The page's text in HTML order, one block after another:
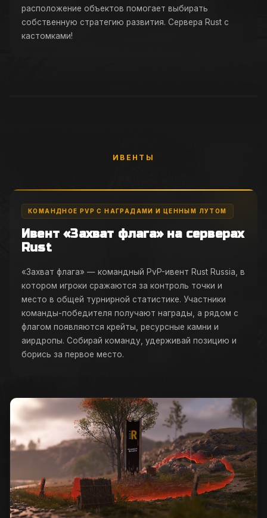
расположение объектов помогает выбирать
собственную стратегию развития. Сервера Rust с
кастомками!
ИВЕНТЫ
Ивент «Захват флага» на серверах
Rust
КОМАНДНОЕ PVP С НАГРАДАМИ И ЦЕННЫМ ЛУТОМ
«Захват флага» — командный PvP-ивент Rust Russia, в
котором игроки сражаются за контроль точки и
место в общей турнирной статистике. Участники
команды-победителя получают награды, а рядом с
флагом появляются крейты, ресурсные камни и
аирдропы. Собирай команду, удерживай позицию и
борись за первое место.